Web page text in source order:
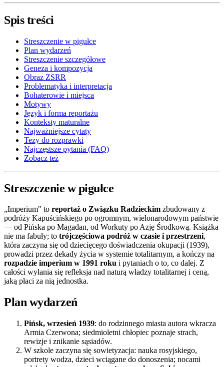
Spis treści
Streszczenie w pigułce
Plan wydarzeń
Streszczenie szczegółowe
Geneza i kompozycja
Obraz ZSRR
Problematyka i interpretacja
Bohaterowie i miejsca
Motywy
Język i forma reportażu
Konteksty maturalne
Najważniejsze cytaty
Tezy do rozprawki
Najczęstsze pytania (FAQ)
Zobacz też
Streszczenie w pigułce
„Imperium" to reportaż o Związku Radzieckim zbudowany z
podróży Kapuścińskiego po ogromnym, wielonarodowym państwie
— od Pińska po Magadan, od Workuty po Azję Środkową. Książka
nie ma fabuły; to trójczęściowa podróż w czasie i przestrzeni,
która zaczyna się od dziecięcego doświadczenia okupacji (1939),
prowadzi przez dekady życia w systemie totalitarnym, a kończy na
rozpadzie imperium w 1991 roku i pytaniach o to, co dalej. Z
całości wyłania się refleksja nad naturą władzy totalitarnej i ceną,
jaką płaci za nią jednostka.
Plan wydarzeń
Pińsk, wrzesień 1939: do rodzinnego miasta autora wkracza
Armia Czerwona; siedmioletni chłopiec poznaje strach,
rewizje i znikanie sąsiadów.
W szkole zaczyna się sowietyzacja: nauka rosyjskiego,
portrety wodza, dzieci wciągane do donoszenia; nocami